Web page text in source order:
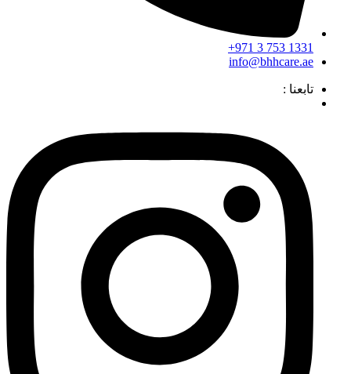
1331 753 3 971+
info@bhhcare.ae
تابعنا :